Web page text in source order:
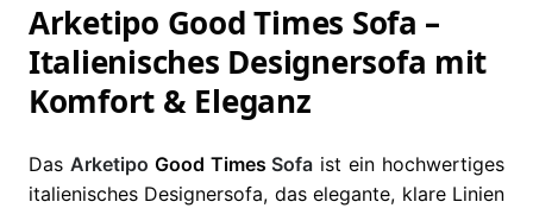
Arketipo Good Times Sofa –
Italienisches Designersofa mit
Komfort & Eleganz
Das Arketipo Good Times Sofa ist ein hochwertiges
italienisches Designersofa, das elegante, klare Linien